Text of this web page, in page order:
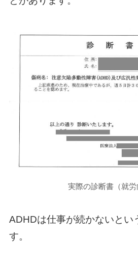
実際の診断書（就労
ADHDは仕事が続かないとい
す。